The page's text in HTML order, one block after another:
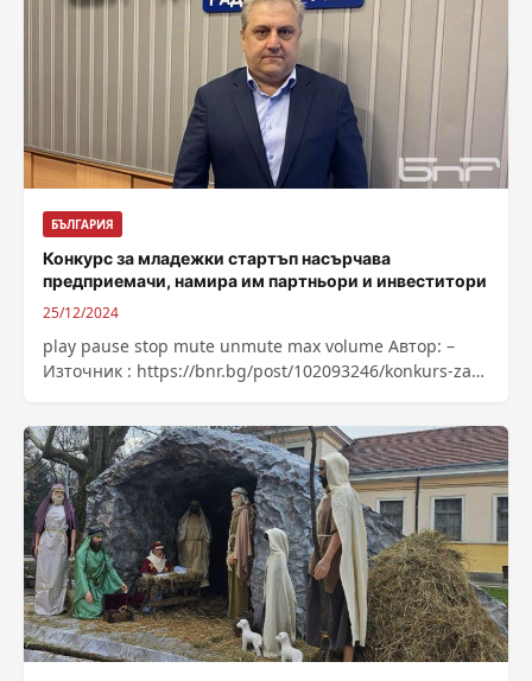
БЪЛГАРИЯ
Конкурс за младежки стартъп насърчава
предприемачи, намира им партньори и инвеститори
25/12/2024
play pause stop mute unmute max volume Автор: –
Източник : https://bnr.bg/post/102093246/konkurs-za-